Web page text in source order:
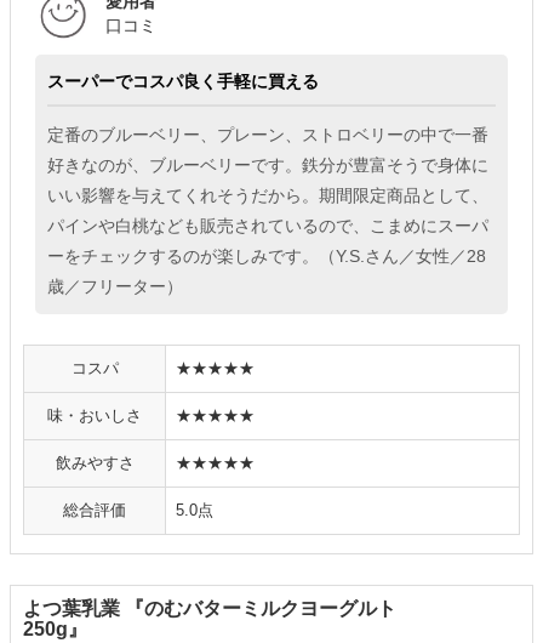
口コミ
スーパーでコスパ良く手軽に買える
定番のブルーベリー、プレーン、ストロベリーの中で一番
好きなのが、ブルーベリーです。鉄分が豊富そうで身体に
いい影響を与えてくれそうだから。期間限定商品として、
パインや白桃なども販売されているので、こまめにスーパ
ーをチェックするのが楽しみです。（Y.S.さん／女性／28
歳／フリーター）
コスパ ★★★★★
味・おいしさ ★★★★★
飲みやすさ ★★★★★
総合評価 5.0点
よつ葉乳業 『のむバターミルクヨーグルト
250g』